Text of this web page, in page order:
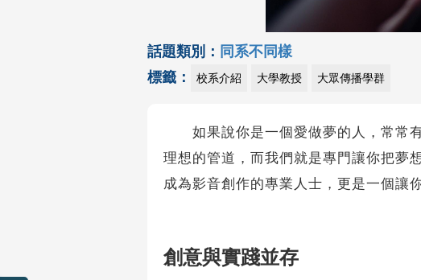
話題類別： 同系不同樣
標籤：
校系介紹 大學教授 大眾傳播學群
如果說你是一個愛做夢的人，常常有
理想的管道，而我們就是專門讓你把夢
成為影音創作的專業人士，更是一個讓
創意與實踐並存